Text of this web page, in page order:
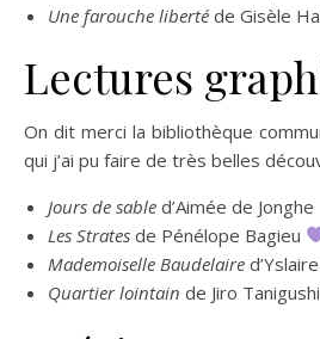
Une farouche liberté de Gisèle
Lectures
On dit merci la bibliothèque
qui j’ai pu faire de très belles
Jours de sable d’Aimée de Jonghe
Les Strates de Pénélope Bagieu
Mademoiselle Baudelaire d’Yslaire
Quartier lointain de Jiro Tanigushi